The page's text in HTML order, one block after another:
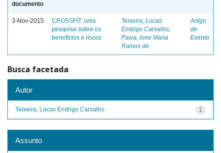
documento
3-Nov-2015
CROSSFIT: uma
pesquisa sobre os
benefícios e riscos
Teixeira, Lucas
Endrigo Carvalho;
Paiva, Ione Maria
Ramos de
Artigo
de
Evento
Busca facetada
Autor
1
Teixeira, Lucas Endrigo Carvalho
Assunto